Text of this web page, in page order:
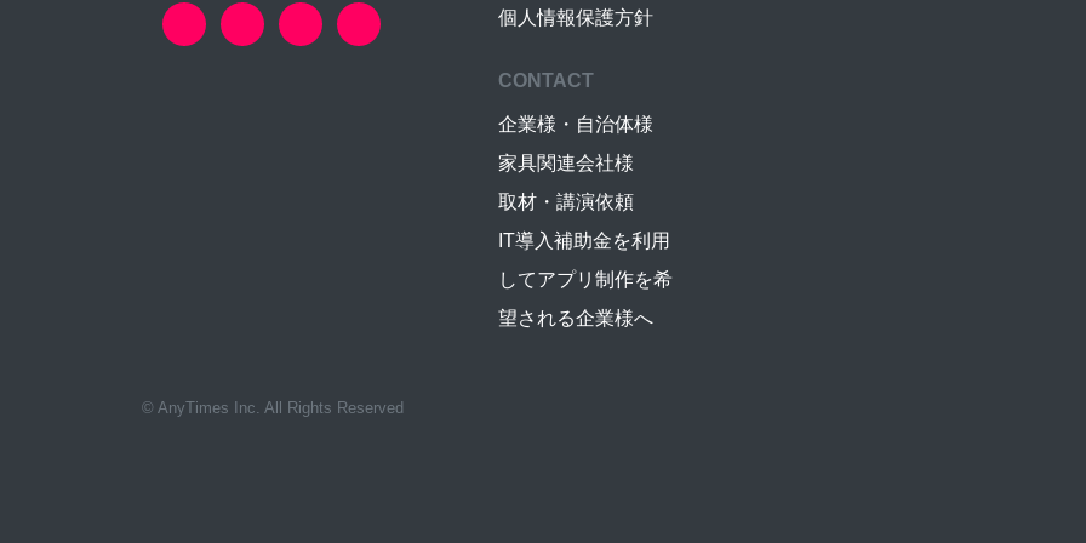
個人情報保護方針
CONTACT
企業様・自治体様
家具関連会社様
取材・講演依頼
IT導入補助金を利用
してアプリ制作を希
望される企業様へ
© AnyTimes Inc. All Rights Reserved